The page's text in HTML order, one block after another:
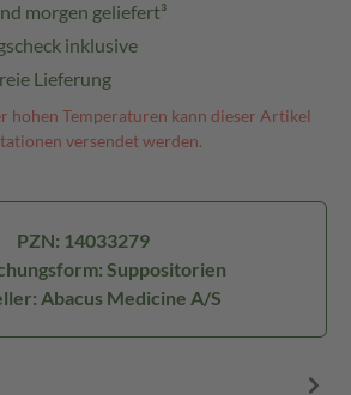
morgen geliefert³
inklusive
Lieferung
hohen Temperaturen kann dieser Artikel
versendet werden.
PZN: 14033279
Suppositorien
Abacus Medicine A/S